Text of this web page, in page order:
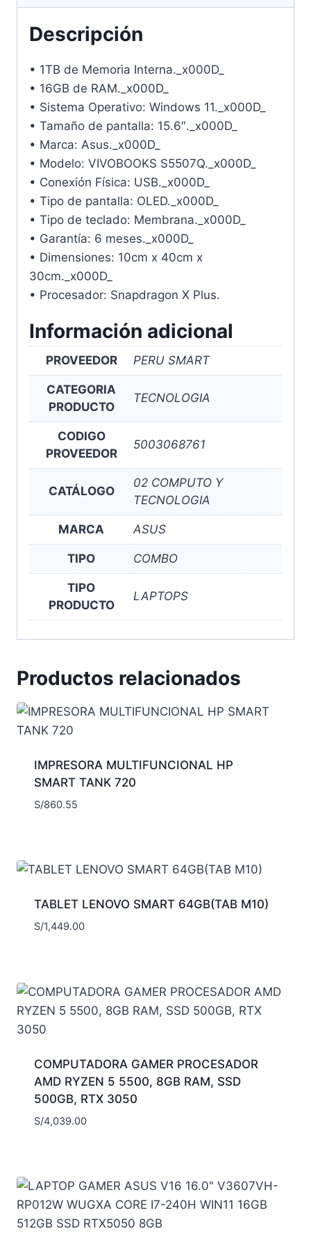
Descripción
• 1TB de Memoria Interna._x000D_
• 16GB de RAM._x000D_
• Sistema Operativo: Windows 11._x000D_
• Tamaño de pantalla: 15.6″._x000D_
• Marca: Asus._x000D_
• Modelo: VIVOBOOKS S5507Q._x000D_
• Conexión Física: USB._x000D_
• Tipo de pantalla: OLED._x000D_
• Tipo de teclado: Membrana._x000D_
• Garantía: 6 meses._x000D_
• Dimensiones: 10cm x 40cm x
30cm._x000D_
• Procesador: Snapdragon X Plus.
Información adicional
PROVEEDOR PERU SMART
CATEGORIA
PRODUCTO
TECNOLOGIA
CODIGO
PROVEEDOR
5003068761
CATÁLOGO
02 COMPUTO Y
TECNOLOGIA
MARCA ASUS
TIPO COMBO
TIPO
PRODUCTO
LAPTOPS
Productos relacionados
IMPRESORA MULTIFUNCIONAL HP
SMART TANK 720
S/860.55
TABLET LENOVO SMART 64GB(TAB M10)
S/1,449.00
COMPUTADORA GAMER PROCESADOR
AMD RYZEN 5 5500, 8GB RAM, SSD
500GB, RTX 3050
S/4,039.00